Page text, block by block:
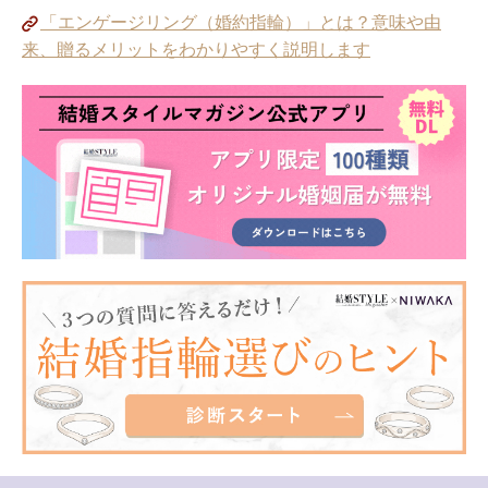
「エンゲージリング（婚約指輪）」とは？意味や由
来、贈るメリットをわかりやすく説明します